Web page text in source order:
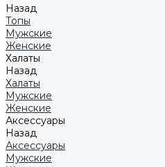
Назад
Топы
Мужские
Женские
Халаты
Назад
Халаты
Мужские
Женские
Аксессуары
Назад
Аксессуары
Мужские